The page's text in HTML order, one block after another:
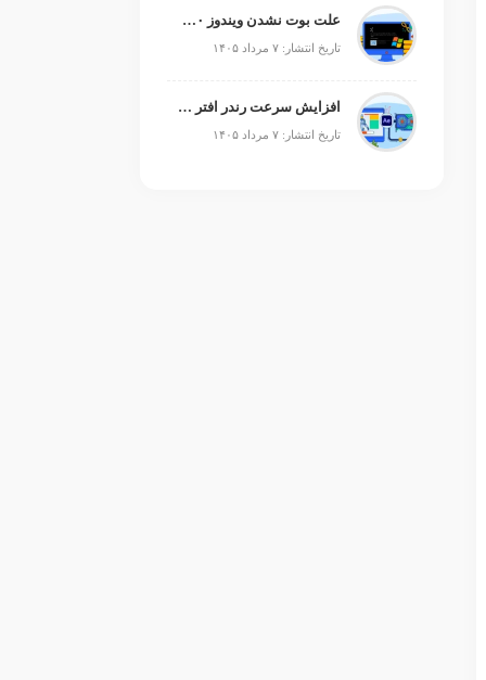
علت بوت نشدن ویندوز ۱۰ و ۱۱ + آموزش رفع مشکل (راهنمای گام‌به‌گام)
تاریخ انتشار: ۷ مرداد ۱۴۰۵
افزایش سرعت رندر افتر افکت؛ رفع کندی After Effects
تاریخ انتشار: ۷ مرداد ۱۴۰۵